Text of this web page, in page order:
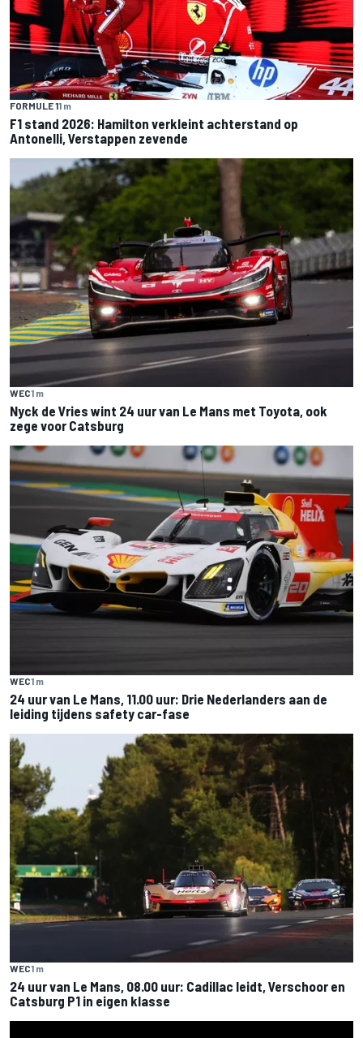
FORMULE 11 m
F1 stand 2026: Hamilton verkleint achterstand op
Antonelli, Verstappen zevende
WEC1 m
Nyck de Vries wint 24 uur van Le Mans met Toyota, ook
zege voor Catsburg
WEC1 m
24 uur van Le Mans, 11.00 uur: Drie Nederlanders aan de
leiding tijdens safety car-fase
WEC1 m
24 uur van Le Mans, 08.00 uur: Cadillac leidt, Verschoor en
Catsburg P1 in eigen klasse